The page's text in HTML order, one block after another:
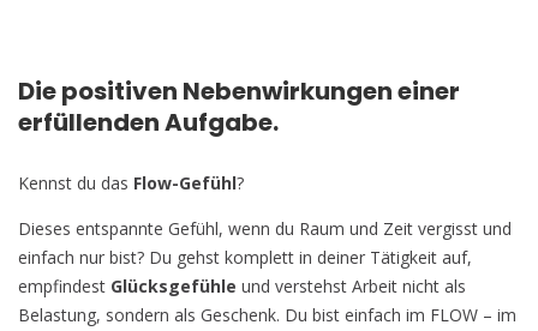
Die positiven Nebenwirkungen einer
erfüllenden Aufgabe.
Kennst du das Flow-Gefühl?
Dieses entspannte Gefühl, wenn du Raum und Zeit vergisst und
einfach nur bist? Du gehst komplett in deiner Tätigkeit auf,
empfindest Glücksgefühle und verstehst Arbeit nicht als
Belastung, sondern als Geschenk. Du bist einfach im FLOW – im